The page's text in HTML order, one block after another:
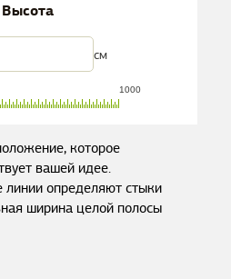
Высота
см
1000
которое
вашей идее.
определяют стыки
ширина целой полосы